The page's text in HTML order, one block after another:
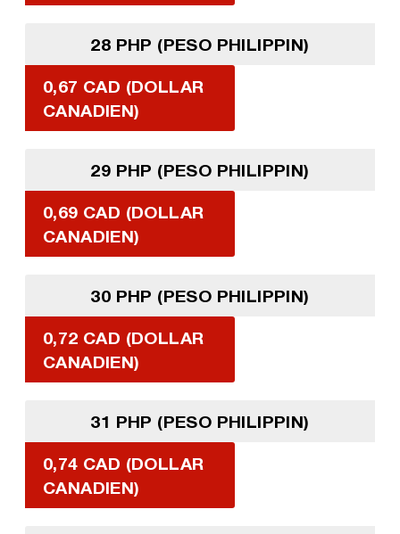
28 PHP (PESO PHILIPPIN)
0,67 CAD (DOLLAR
CANADIEN)
29 PHP (PESO PHILIPPIN)
0,69 CAD (DOLLAR
CANADIEN)
30 PHP (PESO PHILIPPIN)
0,72 CAD (DOLLAR
CANADIEN)
31 PHP (PESO PHILIPPIN)
0,74 CAD (DOLLAR
CANADIEN)